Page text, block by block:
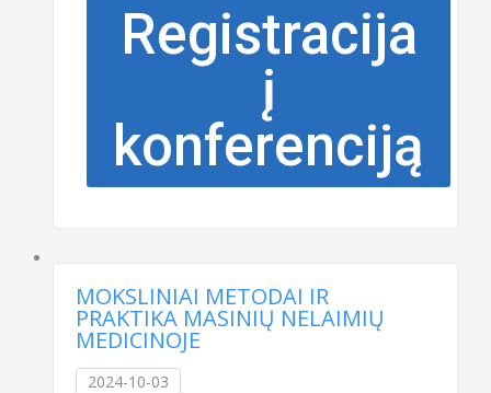
Registracija
į
konferenciją
MOKSLINIAI METODAI IR
PRAKTIKA MASINIŲ NELAIMIŲ
MEDICINOJE
2024-10-03